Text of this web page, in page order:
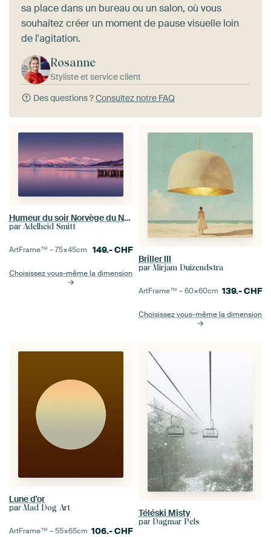
sa place dans un bureau ou un salon, où vous
souhaitez créer un moment de pause visuelle loin
de l'agitation.
Rosanne
Styliste et service client
Des questions ?Consultez notre FAQ
Humeur du soir Norvège du Nord
par Adelheid Smitt
ArtFrame™ –75×45cm 149.-CHF
Choisissez vous-même la dimension
Briller III
par Mirjam Duizendstra
ArtFrame™ –60×60cm 139.-CHF
Choisissez vous-même la dimension
Lune d'or
par Mad Dog Art
ArtFrame™ –55×65cm 106.-CHF
Téléski Misty
par Dagmar Pels